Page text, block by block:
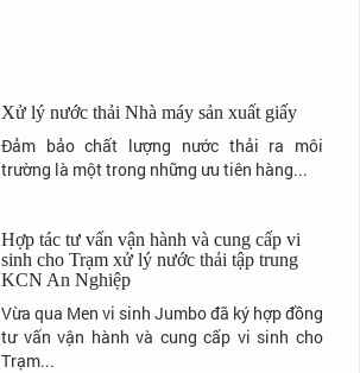
Xử lý nước thải Nhà máy sản xuất giấy
Đảm bảo chất lượng nước thải ra môi
trường là một trong những ưu tiên hàng...
Hợp tác tư vấn vận hành và cung cấp vi
sinh cho Trạm xử lý nước thải tập trung
KCN An Nghiệp
Vừa qua Men vi sinh Jumbo đã ký hợp đồng
tư vấn vận hành và cung cấp vi sinh cho
Trạm...